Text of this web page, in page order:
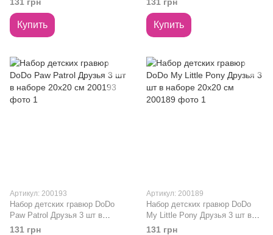
Купить
200190
Купить
Артикул: 200193
Набор детских гравюр DoDo
Paw Patrol Друзья 3 шт в
наборе 20х20 см 200193
131 грн
Артикул: 200189
Набор детских гравюр DoDo
My Little Pony Друзья 3 шт в
наборе 20х20 см 200189
131 грн